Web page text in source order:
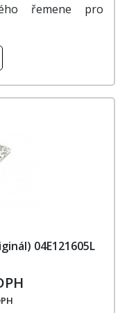
řemene pro
04E121605L